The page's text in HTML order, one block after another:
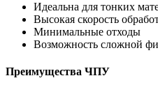
Идеальна для тонких
Высокая скорость
Минимальные отходы
Возможность сложной
Преимущества ЧПУ